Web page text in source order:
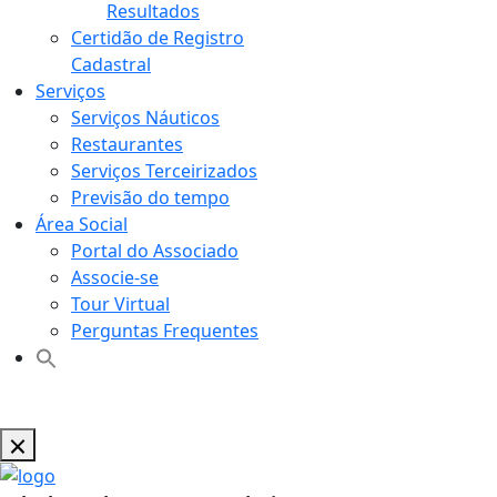
Resultados
Certidão de Registro
Cadastral
Serviços
Serviços Náuticos
Restaurantes
Serviços Terceirizados
Previsão do tempo
Área Social
Portal do Associado
Associe-se
Tour Virtual
Perguntas Frequentes